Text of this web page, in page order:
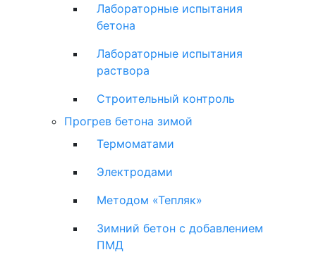
Лабораторные испытания
бетона
Лабораторные испытания
раствора
Строительный контроль
Прогрев бетона зимой
Термоматами
Электродами
Методом «Тепляк»
Зимний бетон с добавлением
ПМД